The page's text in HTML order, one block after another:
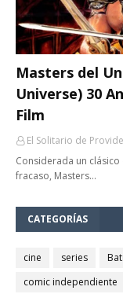
Masters del
Universe) 30
Film
El Solitario de
Considerada un
fracaso, Masters…
CATEGORÍAS
cine series
comic independiente